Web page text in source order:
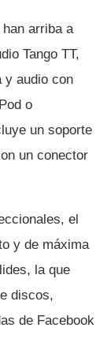
arriba a
Tango TT,
y audio con
o
un soporte
un conector
el
y de máxima
la que
discos,
de Facebook